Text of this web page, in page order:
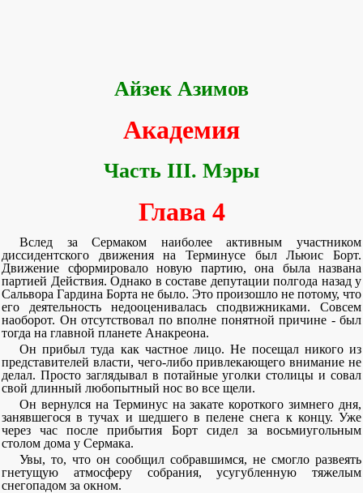
Айзек Азимов
Академия
Часть III. Мэры
Глава 4
Вслед за Сермаком наиболее активным участником
диссидентского движения на Терминусе был Льюис Борт.
Движение сформировало новую партию, она была названа
партией Действия. Однако в составе депутации полгода назад у
Сальвора Гардина Борта не было. Это произошло не потому, что
его деятельность недооценивалась сподвижниками. Совсем
наоборот. Он отсутствовал по вполне понятной причине - был
тогда на главной планете Анакреона.
Он прибыл туда как частное лицо. Не посещал никого из
представителей власти, чего-либо привлекающего внимание не
делал. Просто заглядывал в потайные уголки столицы и совал
свой длинный любопытный нос во все щели.
Он вернулся на Терминус на закате короткого зимнего дня,
занявшегося в тучах и шедшего в пелене снега к концу. Уже
через час после прибытия Борт сидел за восьмиугольным
столом дома у Сермака.
Увы, то, что он сообщил собравшимся, не смогло развеять
гнетущую атмосферу собрания, усугубленную тяжелым
снегопадом за окном.